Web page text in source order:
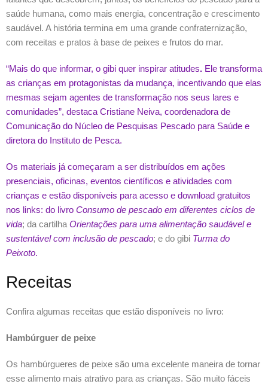
saúde humana, como mais energia, concentração e crescimento
saudável. A história termina em uma grande confraternização,
com receitas e pratos à base de peixes e frutos do mar.
“Mais do que informar, o gibi quer inspirar atitudes. Ele transforma
as crianças em protagonistas da mudança, incentivando que elas
mesmas sejam agentes de transformação nos seus lares e
comunidades”, destaca Cristiane Neiva, coordenadora de
Comunicação do Núcleo de Pesquisas Pescado para Saúde e
diretora do Instituto de Pesca.
Os materiais já começaram a ser distribuídos em ações
presenciais, oficinas, eventos científicos e atividades com
crianças e estão disponíveis para acesso e download gratuitos
nos links: do livro Consumo de pescado em diferentes ciclos de
vida; da cartilha Orientações para uma alimentação saudável e
sustentável com inclusão de pescado; e do gibi Turma do
Peixoto.
Receitas
Confira algumas receitas que estão disponíveis no livro:
Hambúrguer de peixe
Os hambúrgueres de peixe são uma excelente maneira de tornar
esse alimento mais atrativo para as crianças. São muito fáceis